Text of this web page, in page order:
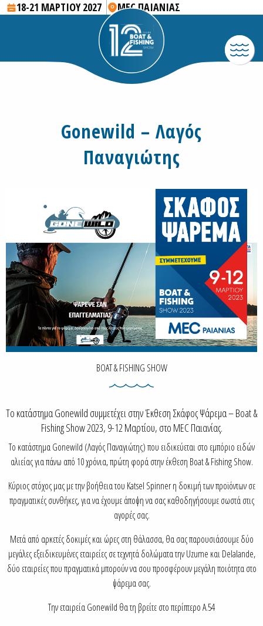
18-21 ΜΑΡΤΙΟΥ 2027 MEC ΠΑΙΑΝΙΑΣ
Gonewild – Λαγός
Παναγιώτης
BOAT & FISHING SHOW
Το κατάστημα Gonewild συμμετέχει στην Έκθεση Σκάφος Ψάρεμα – Boat &
Fishing Show 2023, 9-12 Μαρτίου, στο MEC Παιανίας.
Το κατάστημα Gonewild (Λαγός Παναγιώτης) που ειδικεύεται στο εμπόριο ειδών
αλιείας για πάνω από 10 χρόνια, πρώτη φορά στην έκθεση Boat & Fishing Show.
Κύριος στόχος μας με την βοήθεια του Katsel Spinner η δοκιμή των προϊόντων σε
πραγματικές συνθήκες, για να έχουμε άποψη να σας καθοδηγήσουμε σωστά στις
αγορές σας.
Μετά από αρκετές δοκιμές και ώρες στη θάλασσα, θα σας παρουσιάσουμε δύο
μεγάλες εξειδικευμένες εταιρείες σε τεχνητά δολώματα την Uzume και Delalande,
δύο εταιρείες που πραγματικά μπορούν να σου προσφέρουν μεγάλη ποιότητα στο
ψάρεμα σας.
Την εταιρεία Gonewild θα τη βρείτε στο περίπτερο Α.54